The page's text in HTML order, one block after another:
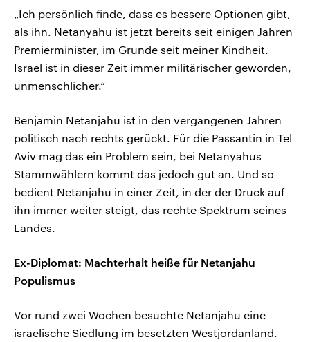
„Ich persönlich finde, dass es bessere Optionen gibt,
als ihn. Netanyahu ist jetzt bereits seit einigen Jahren
Premierminister, im Grunde seit meiner Kindheit.
Israel ist in dieser Zeit immer militärischer geworden,
unmenschlicher.“
Benjamin Netanjahu ist in den vergangenen Jahren
politisch nach rechts gerückt. Für die Passantin in Tel
Aviv mag das ein Problem sein, bei Netanyahus
Stammwählern kommt das jedoch gut an. Und so
bedient Netanjahu in einer Zeit, in der der Druck auf
ihn immer weiter steigt, das rechte Spektrum seines
Landes.
Ex-Diplomat: Machterhalt heiße für Netanjahu
Populismus
Vor rund zwei Wochen besuchte Netanjahu eine
israelische Siedlung im besetzten Westjordanland.